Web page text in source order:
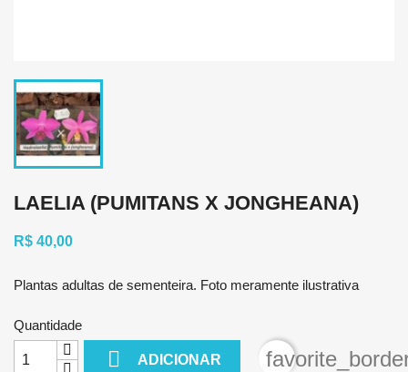
LAELIA (PUMITANS X JONGHEANA)
R$ 40,00
Plantas adultas de sementeira. Foto meramente ilustrativa
Quantidade
 ADICIONAR